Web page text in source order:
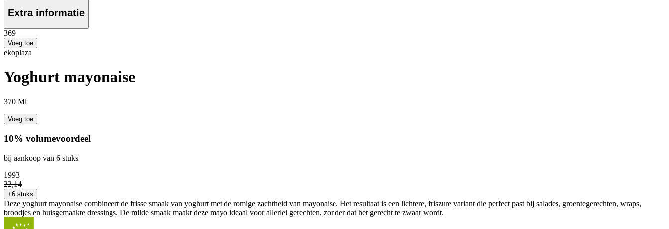
Extra informatie
369
Voeg toe
ekoplaza
Yoghurt mayonaise
370 Ml
Voeg toe
10% volumevoordeel
bij aankoop van 6 stuks
1993
22,14
+6 stuks
Deze yoghurt mayonaise combineert de frisse smaak van yoghurt met de romige zachtheid van mayonaise. Het resultaat is een lichtere, friszure variant die perfect past bij salades, groentegerechten, wraps,
broodjes en huisgemaakte dressings. De milde smaak maakt deze mayo ideaal voor allerlei gerechten, zonder dat het gerecht te zwaar wordt.